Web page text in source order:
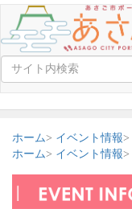
ホーム イベント情報
ホーム
イベント情報